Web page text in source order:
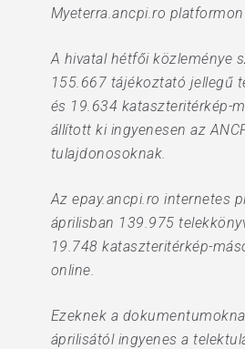
Myeterra.ancpi.ro
A hivatal hétfői közleménye
155.667 tájékoztató jellegű
és 19.634 kataszteritérkép-
állított ki ingyenesen az
tulajdonosoknak.
Az epay.ancpi.ro internetes
áprilisban 139.975
19.748 kataszteritérkép-
online.
Ezeknek a
áprilisától ingyenes a